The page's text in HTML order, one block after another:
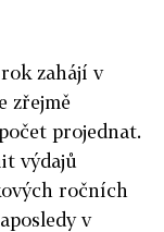
zahájí v
zřejmě
projednat.
výdajů
ročních
v